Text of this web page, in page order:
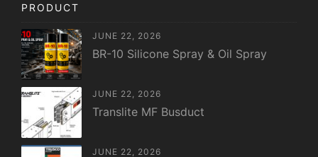
PRODUCT
JUNE 22, 2026
BR-10 Silicone Spray & Oil Spray
JUNE 22, 2026
Translite MF Busduct
JUNE 22, 2026